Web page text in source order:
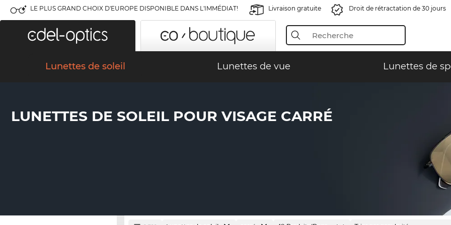
LE PLUS GRAND CHOIX D'EUROPE DISPONIBLE DANS L'IMMÉDIAT! Livraison gratuite Droit de rétractation de 30 jours
Lunettes de soleil Lunettes de vue Lunettes de
LUNETTES DE SOLEIL POUR VISAGE CARRÉ